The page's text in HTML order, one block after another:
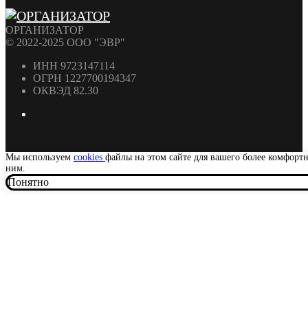
ОРГАНИЗАТОР
© 2022-2025 ООО "ЭВР"
ИНН 9723147114
ОГРН 1227700194347
ОКВЭД 82.30
Мы используем cookies файлы на этом сайте для вашего более
ним.
Понятно